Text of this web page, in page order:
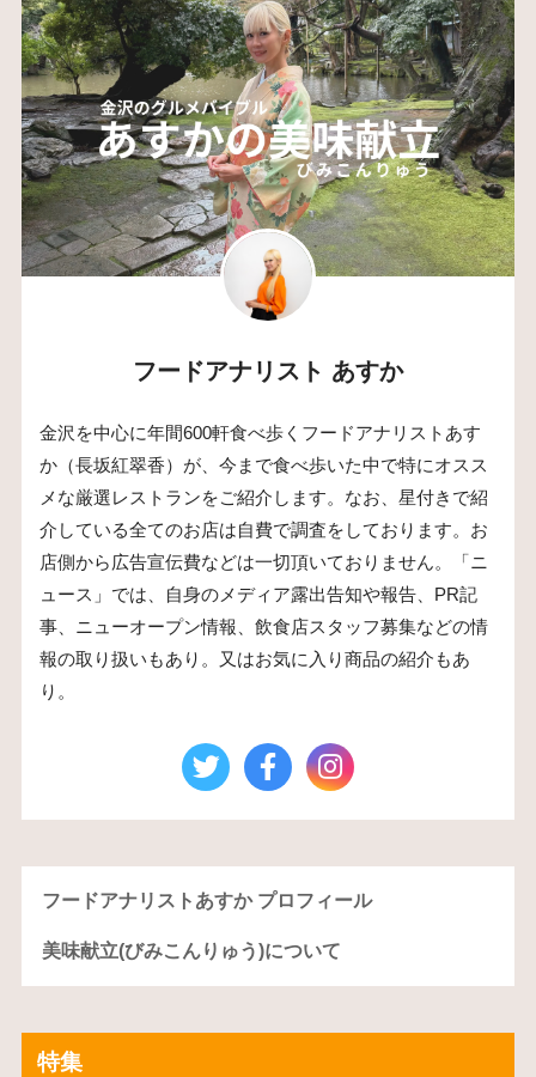
フードアナリスト あすか
金沢を中心に年間600軒食べ歩くフードアナリストあす
か（長坂紅翠香）が、今まで食べ歩いた中で特にオスス
メな厳選レストランをご紹介します。なお、星付きで紹
介している全てのお店は自費で調査をしております。お
店側から広告宣伝費などは一切頂いておりません。「ニ
ュース」では、自身のメディア露出告知や報告、PR記
事、ニューオープン情報、飲食店スタッフ募集などの情
報の取り扱いもあり。又はお気に入り商品の紹介もあ
り。
フードアナリストあすか プロフィール
美味献立(びみこんりゅう)について
特集